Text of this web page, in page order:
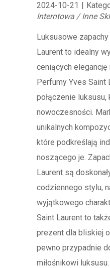
2024-10-21 |
Interntowa / Inne
Luksusowe
Laurent to idealny
ceniących elegancję
Perfumy Yves Saint
połączenie luksusu,
nowoczesności.
unikalnych
które podkreślają
noszącego je.
Laurent są
codziennego stylu,
wyjątkowego
Saint Laurent to
prezent dla bliskiej
pewno przypadnie
miłośnikowi